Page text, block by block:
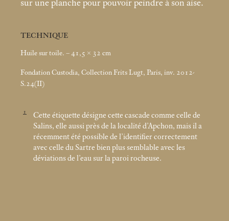
sur une planche pour pouvoir peindre à son aise.
TECHNIQUE
Huile sur toile. – 41,5 × 32 cm
Fondation Custodia, Collection Frits Lugt, Paris, inv. 2012-
S.24(II)
1
Cette étiquette désigne cette cascade comme celle de
Salins, elle aussi près de la localité d’Apchon, mais il a
récemment été possible de l’identifier correctement
avec celle du Sartre bien plus semblable avec les
déviations de l’eau sur la paroi rocheuse.